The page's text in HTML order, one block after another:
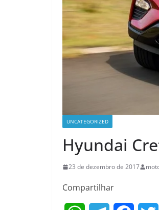
UNCATEGORIZED
Hyundai
23 de dezembro de 2017
Compartilhar